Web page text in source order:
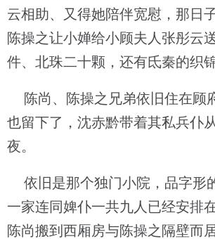
云相助、又得她陪伴宽慰，那日
陈操之让小婵给小顾夫人张彤云
件、北珠二十颗，还有氐秦的
陈尚、陈操之兄弟依旧住在顾
也留下了，沈赤黔带着其私兵仆
夜。
依旧是那个独门小院，品字形
一家连同婢仆一共九人已经安排
陈尚搬到西厢房与陈操之隔壁而